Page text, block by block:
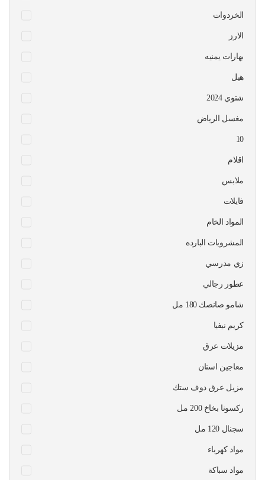
الخردوات
الارز
بهارات يمنيه
هيل
شتوي 2024
مغسل الرياض
10
اقلام
ملابس
فايلات
المواد الخام
المشروبات البارده
زي مدرسي
عطور رجالي
شامو صانصك 180 مل
كريم نيفيا
مزيلات عرق
معاجين اسنان
مزيل عرق دوف ستك
ركسونا بخاخ 200 مل
سجنال 120 مل
مواد كهرباء
مواد سباكة